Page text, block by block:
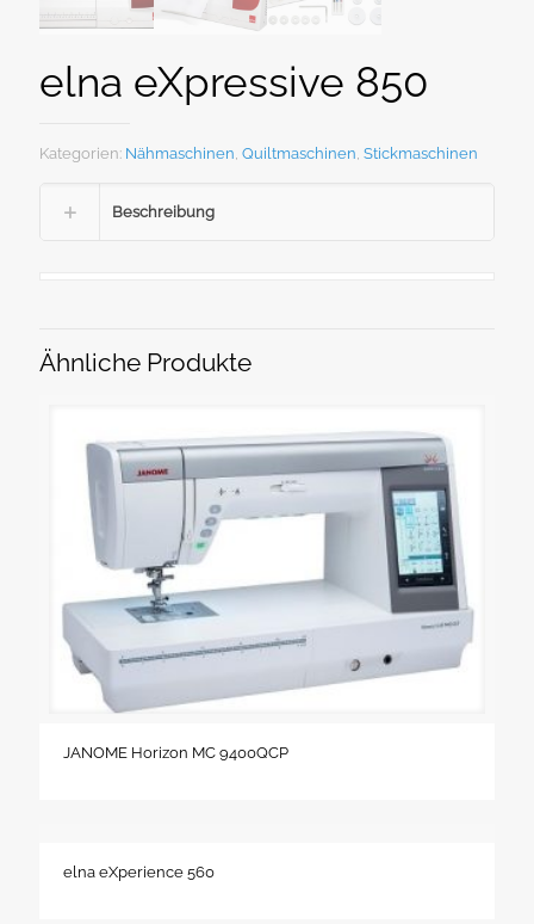
elna eXpressive 850
Kategorien: Nähmaschinen Quiltmaschinen Stickmaschinen
Beschreibung
Ähnliche Produkte
JANOME Horizon MC 9400QCP
elna eXperience 560